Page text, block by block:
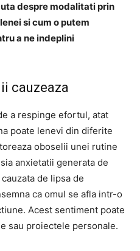
despre modalitati prin
si cum o putem
a ne indeplini
cauzeaza
a respinge efortul, atat
poate lenevi din diferite
oboselii unei rutine
anxietatii generata de
de lipsa de
ca omul se afla intr-o
Acest sentiment poate
sau proiectele personale.